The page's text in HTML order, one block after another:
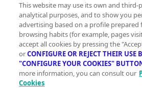
INFORMA DE LA
DE COMPRA:~~En este tipo de
requieren una serie de requisitos
continuación:~1º.- No permite
inmueble, los bancos no
operaciones.~2º.- VENTA SIN
PROPIEDAD NO SE PUEDE VER
This website may use its own and third-
analytical purposes, and to show you
advertising based on a profile prepared
browsing habits (for example, pages
accept all cookies by pressing the
orCONFIGURE OR REJECT THEIR USE
"CONFIGURE YOUR COOKIES"
more information, you can consult our
Cookies